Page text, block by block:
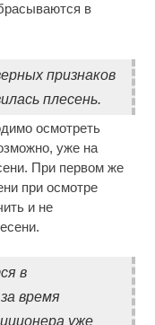
в
признаков
плесень.
осмотреть
уже на
При первом же
при осмотре
и не
в
время
уже